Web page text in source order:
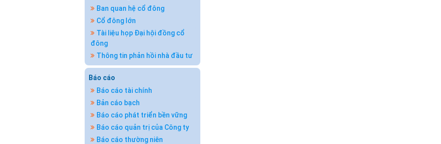
Ban quan hệ cổ đông
Cổ đông lớn
Tài liệu họp Đại hội đồng cổ
đông
Thông tin phản hồi nhà đầu tư
Báo cáo
Báo cáo tài chính
Bản cáo bạch
Báo cáo phát triển bền vững
Báo cáo quản trị của Công ty
Báo cáo thường niên